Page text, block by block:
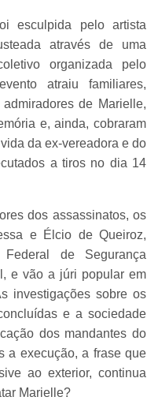
esculpida pelo artista
através de uma
organizada pelo
atraiu familiares,
de Marielle,
e, ainda, cobraram
da ex-vereadora e do
a tiros no dia 14
dos assassinatos, os
e Élcio de Queiroz,
de Segurança
e vão a júri popular em
investigações sobre os
e a sociedade
dos mandantes do
a execução, a frase que
ao exterior, continua
Marielle?